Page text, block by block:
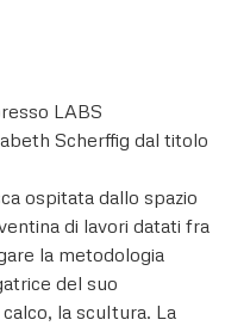
LABS
Scherffig dal titolo
ospitata dallo spazio
di lavori datati fra
la metodologia
del suo
la scultura. La